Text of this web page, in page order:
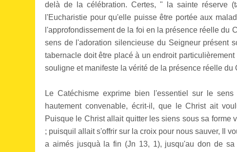
delà de la célébration. Certes, " la sainte réserve
l'Eucharistie pour qu'elle puisse être portée aux
l'approfondissement de la foi en la présence réelle du
sens de l'adoration silencieuse du Seigneur présent
tabernacle doit être placé à un endroit particulièrement
souligne et manifeste la vérité de la présence réelle
Le Catéchisme exprime bien l'essentiel sur le
hautement convenable, écrit-il, que le Christ ait
Puisque le Christ allait quitter les siens sous sa
; puisquil allait s'offrir sur la croix pour nous sauver, Il
a aimés jusquà la fin (Jn 13, 1), jusqu'au don de